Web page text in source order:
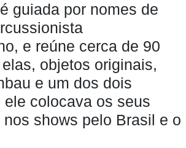
guiada por nomes de
e reúne cerca de 90
objetos originais,
e um dos dois
ele colocava os seus
shows pelo Brasil e o